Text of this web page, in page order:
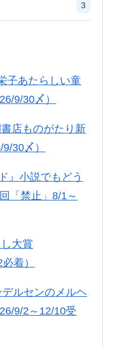
3
子あたらしい童
9/30〆）
店ものがたり新
30〆）
』小説でもどう
「禁止」8/1～
大賞
着）
ルセンのメルヘ
9/2～12/10受